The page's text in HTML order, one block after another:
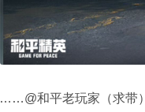
……@和平老玩家（求带）